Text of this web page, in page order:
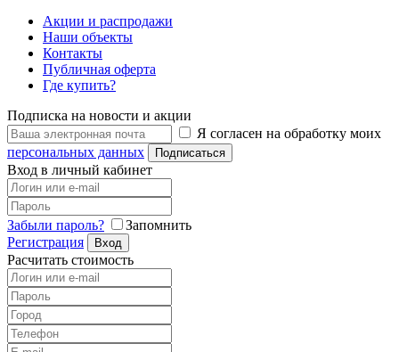
Акции и распродажи
Наши объекты
Контакты
Публичная оферта
Где купить?
Подписка на новости и акции
Я согласен на обработку моих
персональных данных
Подписаться
Вход в личный кабинет
Забыли пароль?
Запомнить
Регистрация
Вход
Расчитать стоимость